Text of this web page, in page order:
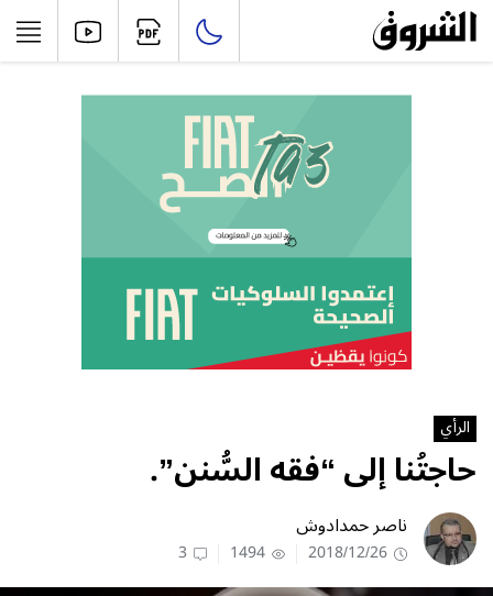
الرأي
حاجتُنا إلى “فقه السُّنن”.
ناصر حمدادوش
2018/12/26
1494
3